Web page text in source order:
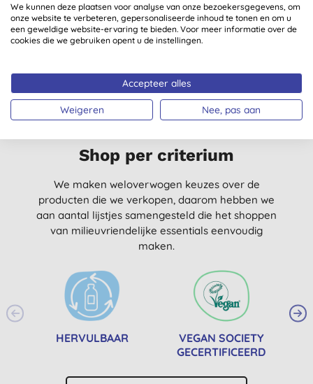
SHOP ALLE MERKEN
Shop per criterium
We maken weloverwogen keuzes over de
producten die we verkopen, daarom hebben we
aan aantal lijstjes samengesteld die het shoppen
van milieuvriendelijke essentials eenvoudig
maken.
HERVULBAAR
VEGAN SOCIETY
GECERTIFICEERD
We kunnen deze plaatsen voor analyse van onze bezoekersgegevens, om
onze website te verbeteren, gepersonaliseerde inhoud te tonen en om u
een geweldige website-ervaring te bieden. Voor meer informatie over de
cookies die we gebruiken opent u de instellingen.
Accepteer alles
Weigeren Nee, pas aan